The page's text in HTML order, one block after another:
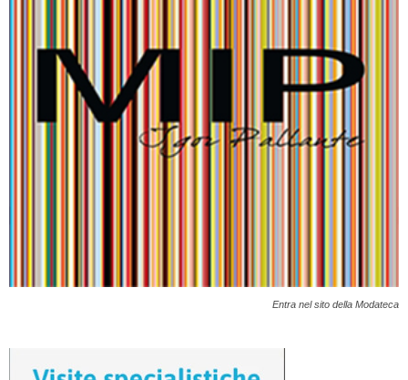
Entra nel sito della Modateca